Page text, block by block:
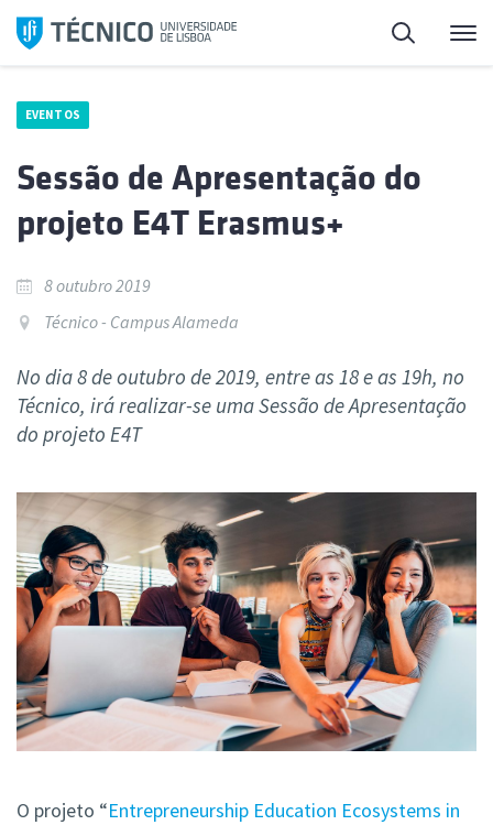
Saltar
para
Pesquisa
EVENTOS
Sessão de Apresentação do
projeto E4T Erasmus+
8 outubro 2019
Técnico - Campus Alameda
No dia 8 de outubro de 2019, entre as 18 e as 19h, no
Técnico, irá realizar-se uma Sessão de Apresentação
do projeto E4T
O projeto “Entrepreneurship Education Ecosystems in